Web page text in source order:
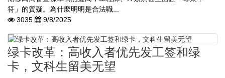
符」的質疑。為什麼明明是合法職...
3035
9/8/2025
绿卡改革：高收入者优先发工签和绿
卡，文科生留美无望